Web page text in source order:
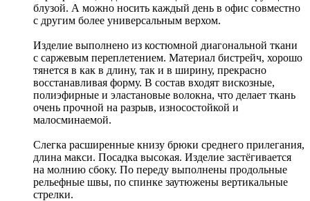
блузой. А можно носить каждый день в офис совместно
с другим более универсальным верхом.
Изделие выполнено из костюмной диагональной ткани
с саржевым переплетением. Материал бистрейч, хорошо
тянется в как в длину, так и в ширину, прекрасно
восстанавливая форму. В состав входят вискозные,
полиэфирные и эластановые волокна, что делает ткань
очень прочной на разрыв, износостойкой и
малосминаемой.
Слегка расширенные книзу брюки среднего прилегания,
длина макси. Посадка высокая. Изделие застёгивается
на молнию сбоку. По переду выполнены продольные
рельефные швы, по спинке заутюжены вертикальные
стрелки.